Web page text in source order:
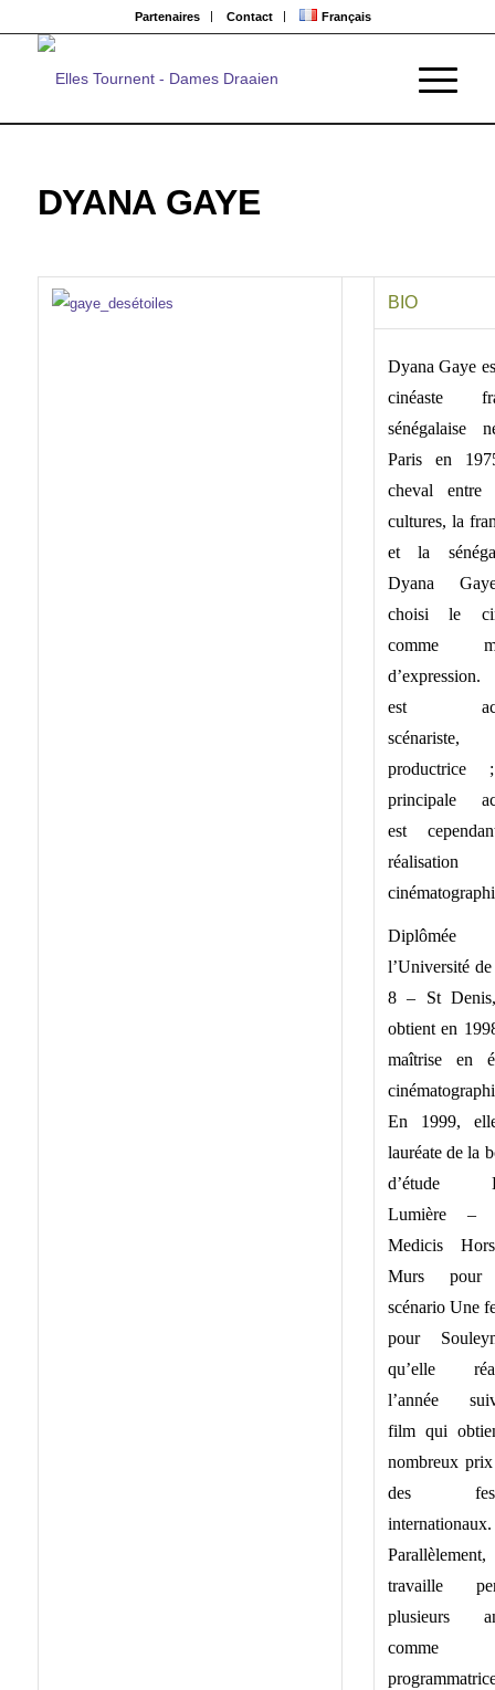
Partenaires Contact Français
DYANA GAYE
BIO
Dyana Gaye
cinéaste
sénégalaise
Paris en
cheval entre
cultures, la
et la
Dyana
choisi le
comme
est
scénariste,
principale
est
réalisation
l’Université de
8 – St
obtient en
maîtrise en
En 1999,
lauréate de la
d’étude
Lumière –
Medicis
Murs pour
scénario Une
pour
qu’elle
l’année
film qui
nombreux prix
des
internationaux.
travaille
plusieurs
comme